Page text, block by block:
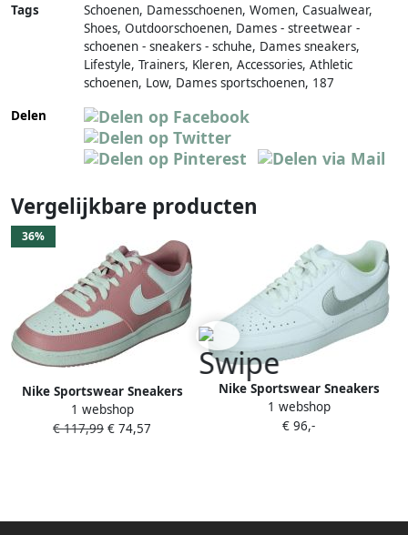
Tags
Schoenen, Damesschoenen, Women, Casualwear,
Shoes, Outdoorschoenen, Dames - streetwear -
schoenen - sneakers - schuhe, Dames sneakers,
Lifestyle, Trainers, Kleren, Accessories, Athletic
schoenen, Low, Dames sportschoenen, 187
Delen
Vergelijkbare producten
36%
Nike Sportswear Sneakers
COURT VISION LOW NEXT
NATURE Design in de
1 webshop
€ 117,99 € 74,57
Nike Sportswear Sneakers
COURT VISION LOW NEXT
NATURE
1 webshop
€ 96,-